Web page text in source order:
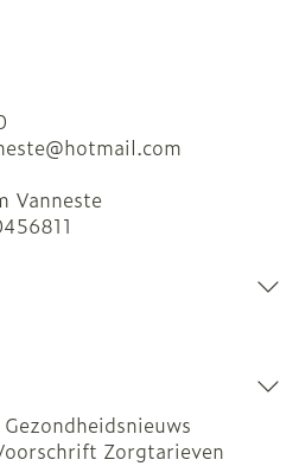
hotmail.com
Vanneste
Gezondheidsnieuws
Zorgtarieven